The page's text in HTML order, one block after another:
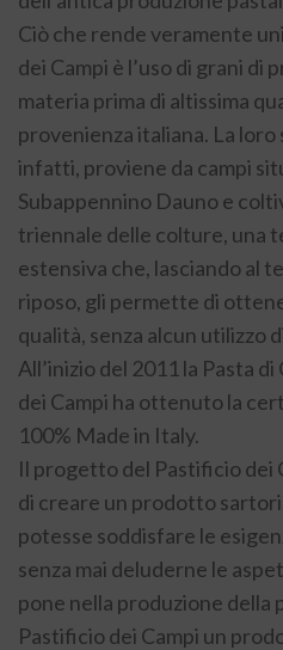
Ciò che rende veramente
dei Campi è l’uso di grani di
materia prima di altissima
provenienza italiana. La
infatti, proviene da campi
Subappennino Dauno e
triennale delle colture, una
estensiva che, lasciando al
riposo, gli permette di
qualità, senza alcun utilizzo
All’inizio del 2011 la Pasta
dei Campi ha ottenuto la
100% Made in Italy.
Il progetto del Pastificio dei
di creare un prodotto
potesse soddisfare le
senza mai deluderne le
pone nella produzione della
Pastificio dei Campi un